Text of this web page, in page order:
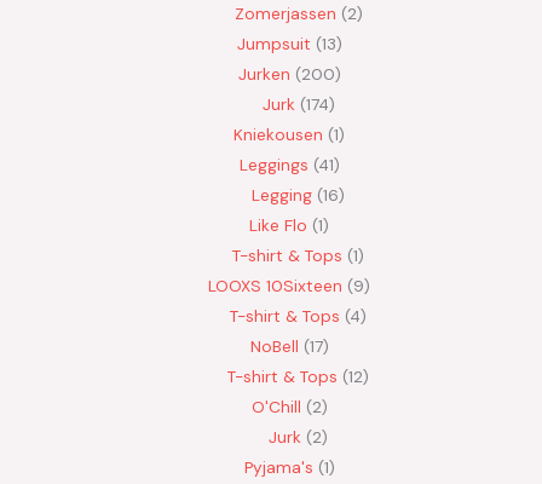
Zomerjassen 2
Jumpsuit 13
Jurken 200
Jurk 174
Kniekousen 1
Leggings 41
Legging 16
Like Flo 1
T-shirt & Tops 1
LOOXS 10Sixteen
9
T-shirt & Tops 4
NoBell 17
T-shirt & Tops 12
O'Chill 2
Jurk
2
Pyjama's 1